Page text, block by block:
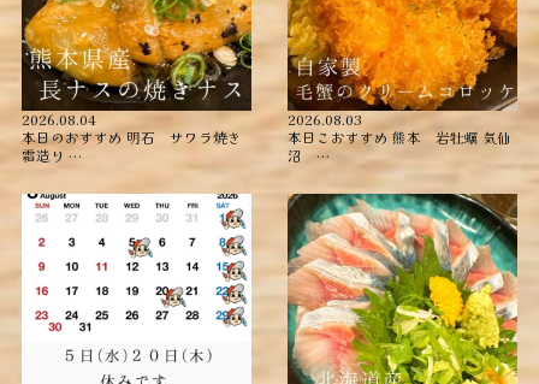
2026.08.04
本日のおすすめ ︎明石 サワラ焼き
霜造り …
2026.08.03
本日こおすすめ ︎熊本 岩牡蠣 ︎気仙
沼 …